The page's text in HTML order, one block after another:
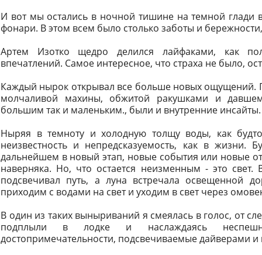
И вот мы остались в ночной тишине на темной глади
фонари. В этом всем было столько заботы и
Артем Изотко щедро делился лайфаками, как
впечатлений. Самое интересное, что страха не было,
Каждый нырок открывал все больше новых
молчаливой махины, обжитой ракушками и
большим так и маленьким., были и внутренние инсайты.
Ныряя в темноту и холодную толщу воды, как
неизвестность и непредсказуемость, как в
дальнейшем в новый этап, новые события или новые
наверняка. Но, что остается неизменным - это
подсвечивал путь, а луна встречала освещенной
приходим с водами на свет и уходим в свет через
В один из таких выныриваний я смеялась в голос, от
подплыли в лодке и наслаждаясь
достопримечательности, подсвечиваемые дайверами и